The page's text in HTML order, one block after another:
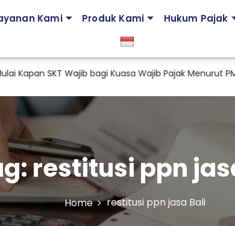
Kami Produk Kami Hukum Pajak
SKT Wajib bagi Kuasa Wajib Pajak Menurut PMK
restitusi ppn
Home restitusi ppn jasa Bali